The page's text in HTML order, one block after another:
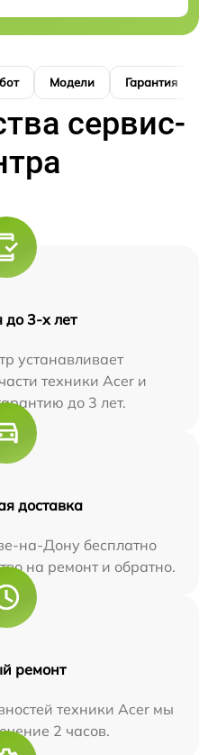
Модели Гарантия
сервис-
до 3-х лет
устанавливает
техники Acer и
до 3 лет.
доставка
на-Дону бесплатно
на ремонт и обратно.
ремонт
техники Acer мы
2 часов.